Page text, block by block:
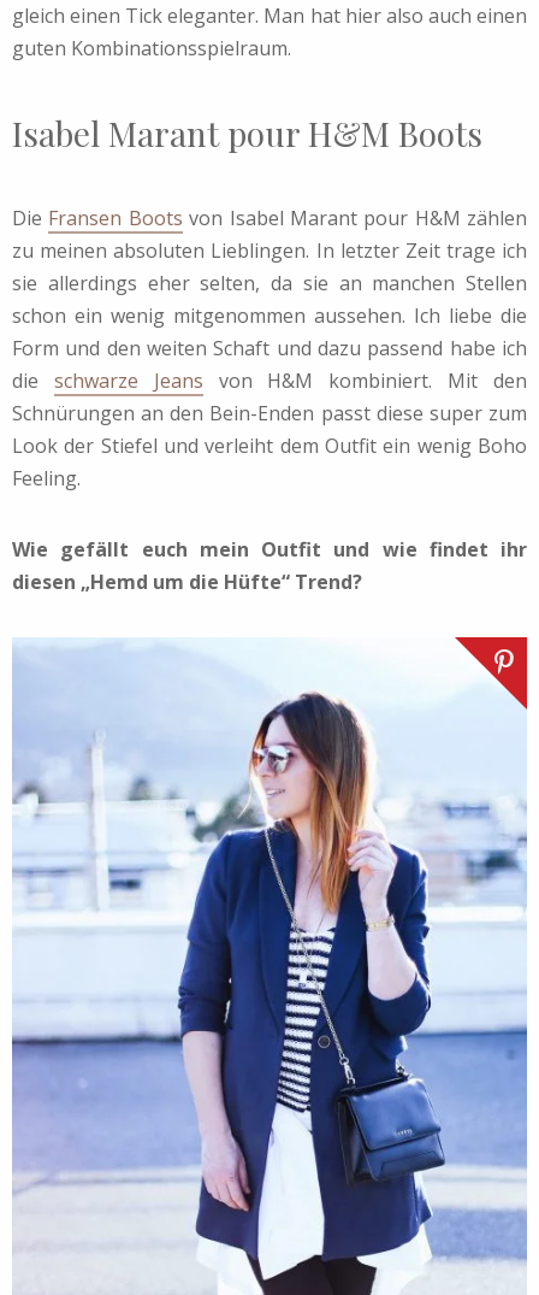
gleich einen Tick eleganter. Man hat hier also auch einen
guten Kombinationsspielraum.
Isabel Marant pour H&M Boots
Die Fransen Boots von Isabel Marant pour H&M zählen
zu meinen absoluten Lieblingen. In letzter Zeit trage ich
sie allerdings eher selten, da sie an manchen Stellen
schon ein wenig mitgenommen aussehen. Ich liebe die
Form und den weiten Schaft und dazu passend habe ich
die schwarze Jeans von H&M kombiniert. Mit den
Schnürungen an den Bein-Enden passt diese super zum
Look der Stiefel und verleiht dem Outfit ein wenig Boho
Feeling.
Wie gefällt euch mein Outfit und wie findet ihr
diesen „Hemd um die Hüfte“ Trend?